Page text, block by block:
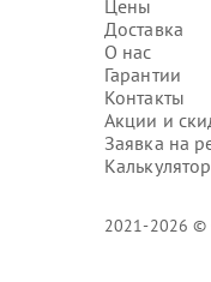
Цены
Доставка
О нас
Гарантии
Контакты
Акции и
Заявка на
2021-2026 ©